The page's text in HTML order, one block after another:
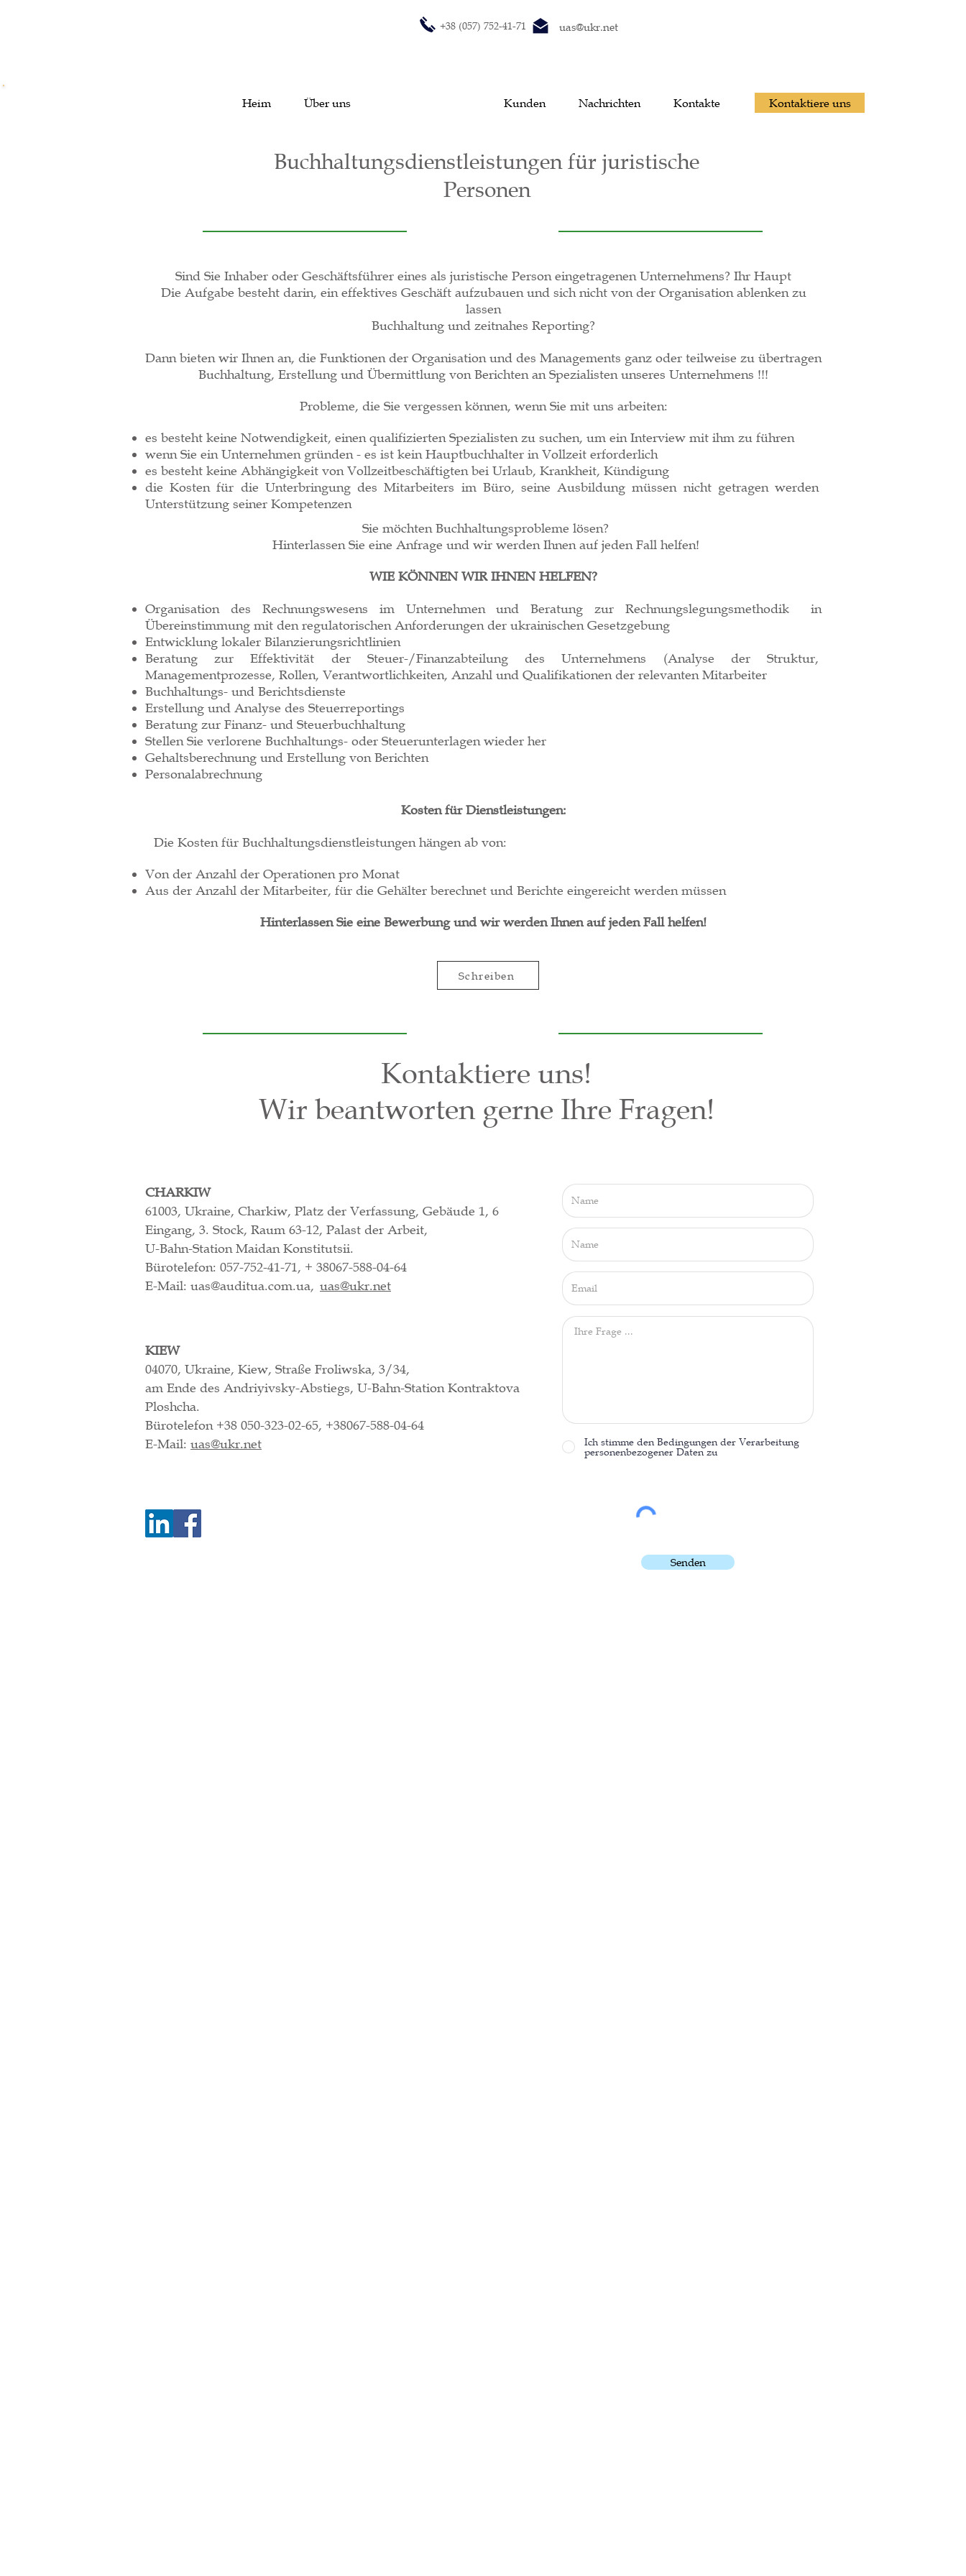
+38 (057) 752-41-71 uas@ukr.net
Heim Über uns Kunden Nachrichten Kontakte Kontaktiere uns
Buchhaltungsdienstleistungen für juristische
Personen
Sind Sie Inhaber oder Geschäftsführer eines als juristische Person eingetragenen Unternehmens? Ihr Haupt
Die Aufgabe besteht darin, ein effektives Geschäft aufzubauen und sich nicht von der Organisation ablenken zu
lassen
Buchhaltung und zeitnahes Reporting?
Dann bieten wir Ihnen an, die Funktionen der Organisation und des Managements ganz oder teilweise zu übertragen
Buchhaltung, Erstellung und Übermittlung von Berichten an Spezialisten unseres Unternehmens !!!
Probleme, die Sie vergessen können, wenn Sie mit uns arbeiten:
es besteht keine Notwendigkeit, einen qualifizierten Spezialisten zu suchen, um ein Interview mit ihm zu führen
wenn Sie ein Unternehmen gründen - es ist kein Hauptbuchhalter in Vollzeit erforderlich
es besteht keine Abhängigkeit von Vollzeitbeschäftigten bei Urlaub, Krankheit, Kündigung
die Kosten für die Unterbringung des Mitarbeiters im Büro, seine Ausbildung müssen nicht getragen werden
Unterstützung seiner Kompetenzen
Sie möchten Buchhaltungsprobleme lösen?
Hinterlassen Sie eine Anfrage und wir werden Ihnen auf jeden Fall helfen!
WIE KÖNNEN WIR IHNEN HELFEN?
Organisation des Rechnungswesens im Unternehmen und Beratung zur Rechnungslegungsmethodik
in
Übereinstimmung mit den regulatorischen Anforderungen der ukrainischen Gesetzgebung
Entwicklung lokaler Bilanzierungsrichtlinien
Beratung zur Effektivität der Steuer-/Finanzabteilung des Unternehmens (Analyse der Struktur,
Managementprozesse, Rollen, Verantwortlichkeiten, Anzahl und Qualifikationen der relevanten Mitarbeiter
Buchhaltungs- und Berichtsdienste
Erstellung und Analyse des Steuerreportings
Beratung zur Finanz- und Steuerbuchhaltung
Stellen Sie verlorene Buchhaltungs- oder Steuerunterlagen wieder her
Gehaltsberechnung und Erstellung von Berichten
Personalabrechnung
Kosten für Dienstleistungen:
Die Kosten für Buchhaltungsdienstleistungen hängen ab von:
Von der Anzahl der Operationen pro Monat
Aus der Anzahl der Mitarbeiter, für die Gehälter berechnet und Berichte eingereicht werden müssen
Hinterlassen Sie eine Bewerbung und wir werden Ihnen auf jeden Fall helfen!
Schreiben
Kontaktiere uns!
Wir beantworten gerne Ihre Fragen!
CHARKIW
61003, Ukraine, Charkiw, Platz der Verfassung, Gebäude 1, 6
Eingang, 3. Stock, Raum 63-12, Palast der Arbeit,
U-Bahn-Station Maidan Konstitutsii.
Bürotelefon: 057-752-41-71, + 38067-588-04-64
E-Mail: uas@auditua.com.ua, uas@ukr.net
KIEW
04070, Ukraine, Kiew, Straße Froliwska, 3/34,
am Ende des Andriyivsky-Abstiegs, U-Bahn-Station Kontraktova
Ploshcha.
Bürotelefon +38 050-323-02-65, +38067-588-04-64
E-Mail: uas@ukr.net Ich stimme den Bedingungen der Verarbeitung
personenbezogener Daten zu
Senden